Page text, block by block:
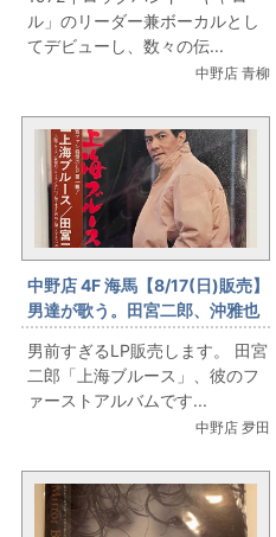
ン」
ル」のリーダー兼ボーカルとし
てデビューし、数々の伝...
中野店 青柳
中野店 4F 海馬【8/17(日)販売】
男達が歌う。田宮二郎、沖雅也
のLP
男前すぎるLP販売します。 田宮
二郎「上海ブルース」、彼のフ
ァーストアルバムです...
中野店 夛田